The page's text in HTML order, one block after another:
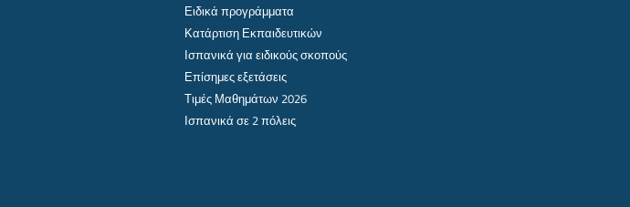
Ειδικά προγράμματα
Κατάρτιση Εκπαιδευτικών
Ισπανικά για ειδικούς σκοπούς
Επίσημες εξετάσεις
Τιμές Μαθημάτων 2026
Ισπανικά σε 2 πόλεις